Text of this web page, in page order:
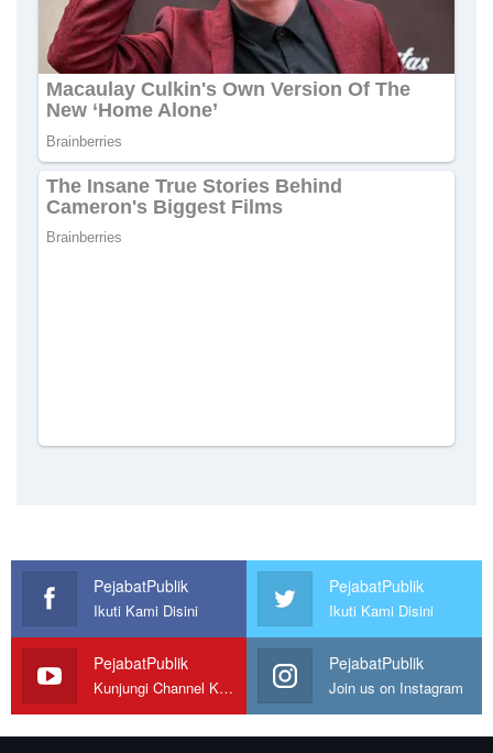
PejabatPublik
Ikuti Kami Disini
PejabatPublik
Ikuti Kami Disini
PejabatPublik
Kunjungi Channel Kami
PejabatPublik
Join us on Instagram